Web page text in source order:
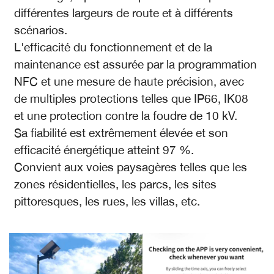
différentes largeurs de route et à différents
scénarios.
L'efficacité du fonctionnement et de la
maintenance est assurée par la programmation
NFC et une mesure de haute précision, avec
de multiples protections telles que IP66, IK08
et une protection contre la foudre de 10 kV.
Sa fiabilité est extrêmement élevée et son
efficacité énergétique atteint 97 %.
Convient aux voies paysagères telles que les
zones résidentielles, les parcs, les sites
pittoresques, les rues, les villas, etc.